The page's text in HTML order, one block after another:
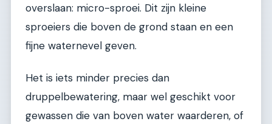
overslaan: micro-sproei. Dit zijn kleine
sproeiers die boven de grond staan en een
fijne waternevel geven.
Het is iets minder precies dan
druppelbewatering, maar wel geschikt voor
gewassen die van boven water waarderen, of